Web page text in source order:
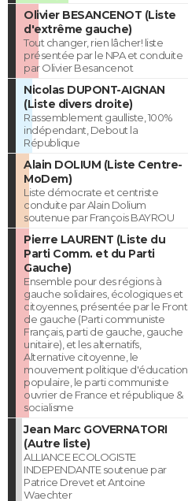
Olivier BESANCENOT (Liste
d'extrême gauche)
Tout changer, rien lâcher! liste
présentée par le NPA et conduite
par Olivier Besancenot
Nicolas DUPONT-AIGNAN
(Liste divers droite)
Rassemblement gaulliste, 100%
indépendant, Debout la
République
Alain DOLIUM (Liste Centre-
MoDem)
Liste démocrate et centriste
conduite par Alain Dolium
soutenue par François BAYROU
Pierre LAURENT (Liste du
Parti Comm. et du Parti
Gauche)
Ensemble pour des régions à
gauche solidaires, écologiques et
citoyennes, présentée par le Front
de gauche (Parti communiste
Français, parti de gauche, gauche
unitaire), et les alternatifs,
Alternative citoyenne, le
mouvement politique d'éducation
populaire, le parti communiste
ouvrier de France et république &
socialisme
Jean Marc GOVERNATORI
(Autre liste)
ALLIANCE ECOLOGISTE
INDEPENDANTE soutenue par
Patrice Drevet et Antoine
Waechter